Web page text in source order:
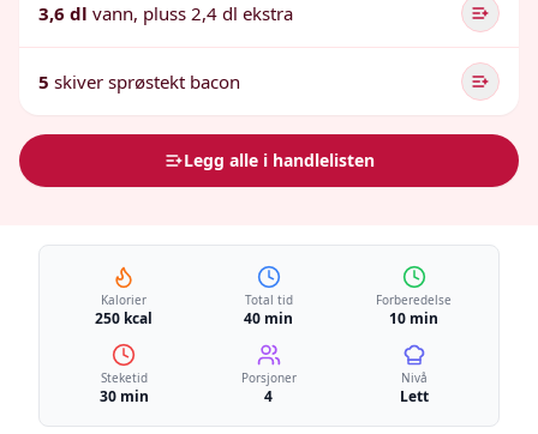
3,6 dl vann, pluss 2,4 dl ekstra
5 skiver sprøstekt bacon
Legg alle i handlelisten
Kalorier
250 kcal
Total tid
40 min
Forberedelse
10 min
Steketid
30 min
Porsjoner
4
Nivå
Lett